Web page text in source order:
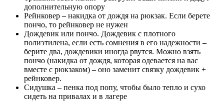
дополнительную опору
Рейнковер – накидка от дождя на рюкзак. Если берете
пончо, то рейнковер не нужен
Дождевик или пончо. Дождевик с плотного
полиэтилена, если есть сомнения в его надежности –
берите два, дождевики иногда рвутся. Можно взять
пончо (накидка от дождя, которая одевается на вас
вместе с рюкзаком) – оно заменит связку дождевик +
рейнковер.
Сидушка – пенка под попу, чтобы было тепло и сухо
сидеть на привалах и в лагере